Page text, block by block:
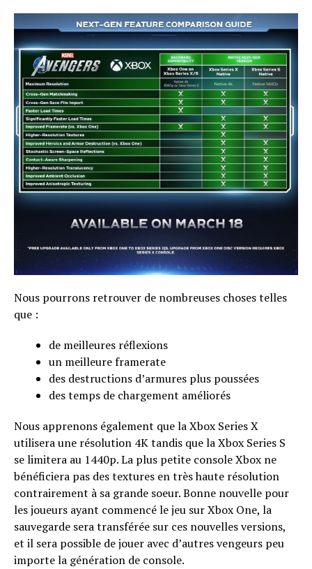
Nous pourrons retrouver de nombreuses choses telles
que :
de meilleures réflexions
un meilleure framerate
des destructions d’armures plus poussées
des temps de chargement améliorés
Nous apprenons également que la Xbox Series X
utilisera une résolution 4K tandis que la Xbox Series S
se limitera au 1440p. La plus petite console Xbox ne
bénéficiera pas des textures en très haute résolution
contrairement à sa grande soeur. Bonne nouvelle pour
les joueurs ayant commencé le jeu sur Xbox One, la
sauvegarde sera transférée sur ces nouvelles versions,
et il sera possible de jouer avec d’autres vengeurs peu
importe la génération de console.